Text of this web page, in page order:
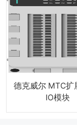
德克威尔 MTC扩
IO模块